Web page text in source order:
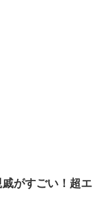
がすごい！超エ